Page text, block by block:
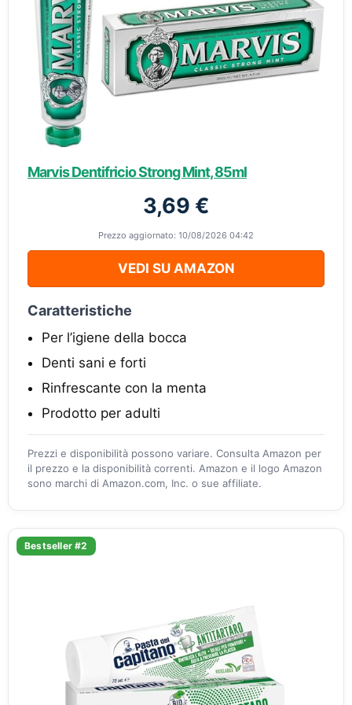
Marvis Dentifricio Strong Mint, 85ml
3,69 €
Prezzo aggiornato: 10/08/2026 04:42
VEDI SU AMAZON
Caratteristiche
Per l’igiene della bocca
Denti sani e forti
Rinfrescante con la menta
Prodotto per adulti
Prezzi e disponibilità possono variare. Consulta Amazon per
il prezzo e la disponibilità correnti. Amazon e il logo Amazon
sono marchi di Amazon.com, Inc. o sue affiliate.
Bestseller #2